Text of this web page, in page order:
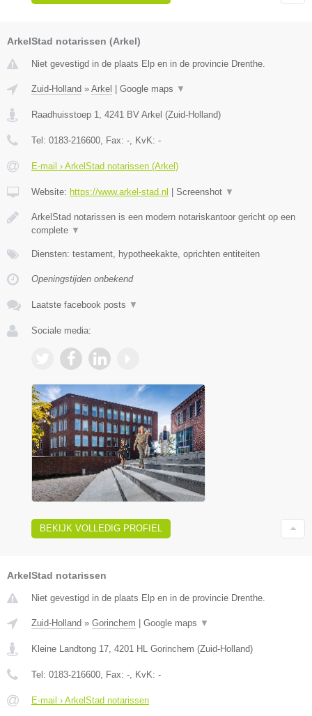
ArkelStad notarissen (Arkel)
Niet gevestigd in de plaats Elp en in de provincie Drenthe.
Zuid-Holland » Arkel | Google maps ▼
Raadhuisstoep 1 4241 BV Arkel (Zuid-Holland)
Tel: 0183-216600 , Fax: - , KvK: -
E-mail › ArkelStad notarissen (Arkel)
Website: https://www.arkel-stad.nl | Screenshot ▼
ArkelStad notarissen is een modern notariskantoor gericht op een
complete ▼
Diensten: testament, hypotheekakte, oprichten entiteiten
Openingstijden onbekend
Laatste facebook posts ▼
Sociale media:
BEKIJK VOLLEDIG PROFIEL
ArkelStad notarissen
Niet gevestigd in de plaats Elp en in de provincie Drenthe.
Zuid-Holland » Gorinchem Google maps ▼
Kleine Landtong 17, 4201 HL Gorinchem (Zuid-Holland)
Tel: 0183-216600, Fax: -, KvK: -
E-mail › ArkelStad notarissen